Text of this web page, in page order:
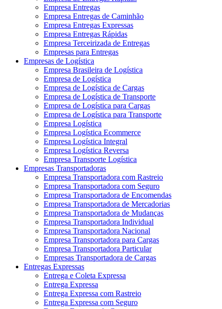
Empresa Entregas
Empresa Entregas de Caminhão
Empresa Entregas Expressas
Empresa Entregas Rápidas
Empresa Terceirizada de Entregas
Empresas para Entregas
Empresas de Logística
Empresa Brasileira de Logística
Empresa de Logística
Empresa de Logística de Cargas
Empresa de Logística de Transporte
Empresa de Logística para Cargas
Empresa de Logística para Transporte
Empresa Logística
Empresa Logística Ecommerce
Empresa Logística Integral
Empresa Logística Reversa
Empresa Transporte Logística
Empresas Transportadoras
Empresa Transportadora com Rastreio
Empresa Transportadora com Seguro
Empresa Transportadora de Encomendas
Empresa Transportadora de Mercadorias
Empresa Transportadora de Mudanças
Empresa Transportadora Individual
Empresa Transportadora Nacional
Empresa Transportadora para Cargas
Empresa Transportadora Particular
Empresas Transportadora de Cargas
Entregas Expressas
Entrega e Coleta Expressa
Entrega Expressa
Entrega Expressa com Rastreio
Entrega Expressa com Seguro